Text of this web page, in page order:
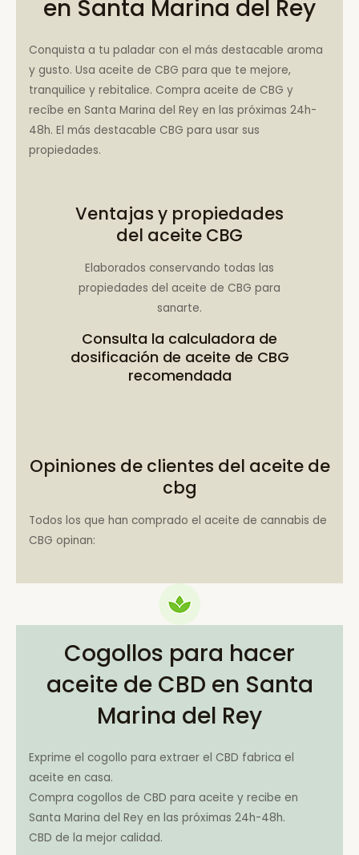
en Santa Marina del Rey
Conquista a tu paladar con el más destacable aroma
y gusto. Usa aceite de CBG para que te mejore,
tranquilice y rebitalice. Compra aceite de CBG y
recíbe en Santa Marina del Rey en las próximas 24h-
48h. El más destacable CBG para usar sus
propiedades.
Ventajas y propiedades
del aceite CBG
Elaborados conservando todas las
propiedades del aceite de CBG para
sanarte.
Consulta la calculadora de
dosificación de aceite de CBG
recomendada
Opiniones de clientes del aceite de
cbg
Todos los que han comprado el aceite de cannabis de
CBG opinan:
Cogollos para hacer
aceite de CBD en Santa
Marina del Rey
Exprime el cogollo para extraer el CBD fabrica el
aceite en casa.
Compra cogollos de CBD para aceite y recibe en
Santa Marina del Rey en las próximas 24h-48h.
CBD de la mejor calidad.